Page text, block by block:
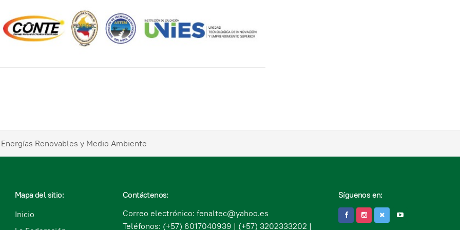
Colombia
Renovables y Medio Ambiente
Mapa del sitio:
Inicio
Contáctenos:
Correo electrónico: fenaltec@yahoo.es
Teléfonos: (+57) 6017040939 | (+57) 3202333202 |
Síguenos en: